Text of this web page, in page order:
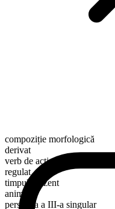
compoziție morfologică
derivat
verb de acțiune
regulat
timpul prezent
animate
persoana a III-a singular